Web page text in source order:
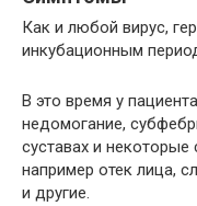
Как и любой вирус,
инкубационным
В это время у
недомогание,
суставах и
например отек лица,
и другие.